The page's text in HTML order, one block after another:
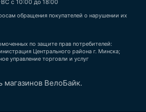
с 10:00 до 18:00
обращения покупателей о нарушении их
по защите прав потребителей:
Центрального района г. Минска;
управление торговли и услуг
ВелоБайк.